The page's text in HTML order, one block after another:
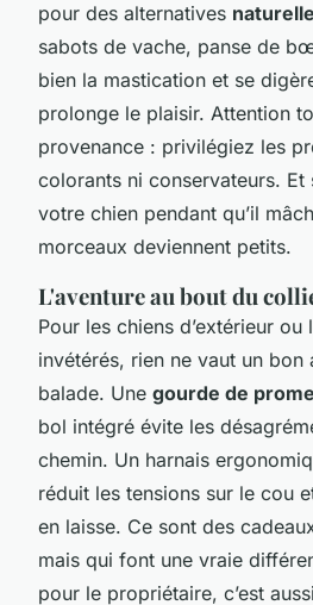
pour des alternatives
sabots de vache, panse de
bien la mastication et se
prolonge le plaisir. Attention
provenance : privilégiez les
colorants ni conservateurs.
votre chien pendant qu’il
morceaux deviennent petits.
L'aventure au bout du
Pour les chiens d’extérieur ou
invétérés, rien ne vaut un bon
balade. Une gourde de
bol intégré évite les
chemin. Un harnais
réduit les tensions sur le cou
en laisse. Ce sont des
mais qui font une vraie
pour le propriétaire, c’est